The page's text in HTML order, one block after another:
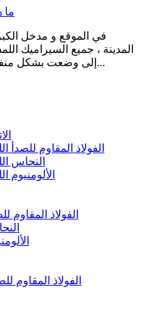
ما
في الموقع و مدخل
المدينة ، جميع السيراميك
إلى وضعت بشكل منفصل. موقع معين من مرافق ل...
الفولاذ المقاوم
النحاس
الفولاذ
الفولاذ